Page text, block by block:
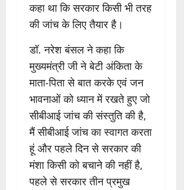
कहा था कि सरकार किसी भी तरह
की जांच के लिए तैयार है।
डॉ. नरेश बंसल ने कहा कि
मुख्यमंत्री जी ने बेटी अंकिता के
माता-पिता से बात करके एवं जन
भावनाओं को ध्यान में रखते हुए जो
सीबीआई जांच की संस्तुति की है,
मैं सीबीआई जांच का स्वागत करता
हूं और पहले दिन से सरकार की
मंशा किसी को बचाने की नहीं है,
पहले से सरकार तीन प्रमुख